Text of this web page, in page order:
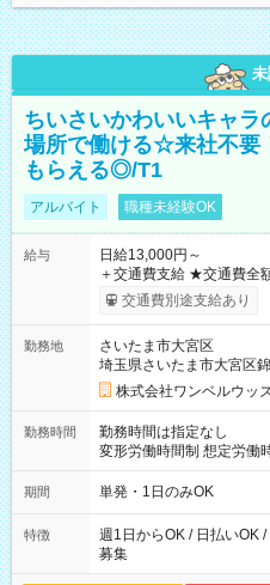
ちいさいかわいいキャラ
場所で働ける☆来社不要
もらえる◎/T1
アルバイト 職種未経験OK
給与
日給13,000円～
＋交通費支給 ★交通費全額支給！ ┗案件により規定あり ★日払
いOK！（規定あり） ┗働
ンビニATMから 日払い分を引き
交通費別途支給あり
勤務地
さいたま市大宮区
埼玉県さいたま市大宮区
株式会社ワンベルウッ
勤務時間
勤務時間は指定なし
変形労働時間制 想定労働時間160時間/月
～21：00
期間 単発・1日のみOK
特徴
週1日からOK / 日払いOK
募集